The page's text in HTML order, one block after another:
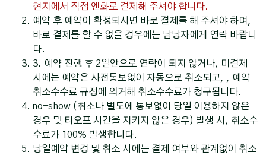
현지에서 직접 엔화로 결제해 주셔야 합니다.
예약 후 예약이 확정되시면 바로 결제를 해 주셔야 하며,
바로 결제를 할 수 없을 경우에는 담당자에게 연락 바랍니
다.
3. 예약 진행 후 2일안으로 연락이 되지 않거나, 미결제
시에는 예약은 사전통보없이 자동으로 취소되고, , 예약
취소수수료 규정에 의거해 취소수수료가 청구됩니다.
no-show (취소나 별도에 통보없이 당일 이용하지 않은
경우 및 티오프 시간을 지키지 않은 경우) 발생 시, 취소수
수료가 100% 발생합니다.
당일예약 변경 및 취소 시에는 결제 여부와 관계없이 취소